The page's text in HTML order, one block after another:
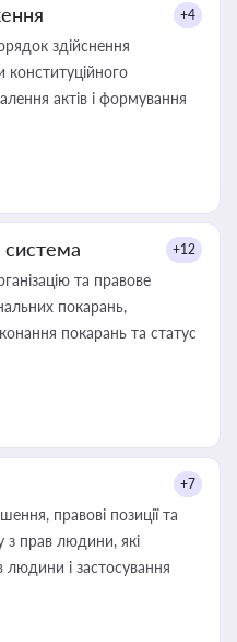
+4
здійснення
конституційного
актів і формування
система +12
та правове
покарань,
покарань та статус
+7
правові позиції та
з прав людини, які
і застосування